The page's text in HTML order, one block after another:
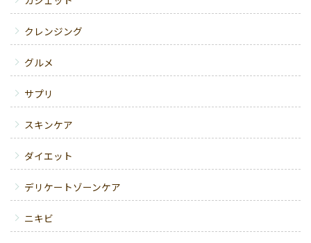
クレンジング
グルメ
サプリ
スキンケア
ダイエット
デリケートゾーンケア
ニキビ